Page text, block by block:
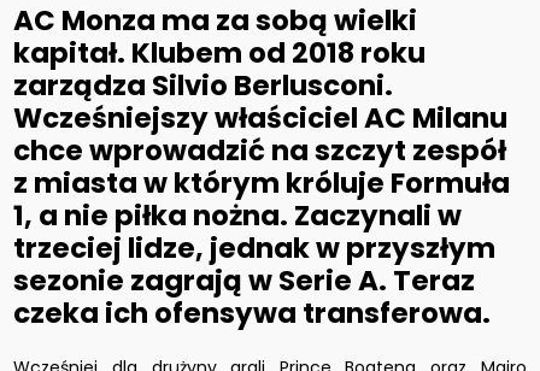
AC Monza ma za sobą wielki
kapitał. Klubem od 2018 roku
zarządza Silvio Berlusconi.
Wcześniejszy właściciel AC Milanu
chce wprowadzić na szczyt zespół
z miasta w którym króluje Formuła
1, a nie piłka nożna. Zaczynali w
trzeciej lidze, jednak w przyszłym
sezonie zagrają w Serie A. Teraz
czeka ich ofensywa transferowa.